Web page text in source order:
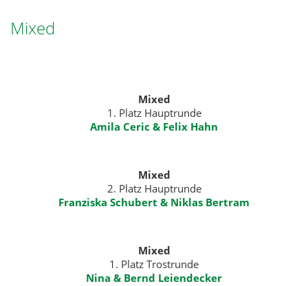
Mixed
Mixed
1. Platz Hauptrunde
Amila Ceric & Felix Hahn
Mixed
2. Platz Hauptrunde
Franziska Schubert & Niklas Bertram
Mixed
1. Platz Trostrunde
Nina & Bernd Leiendecker